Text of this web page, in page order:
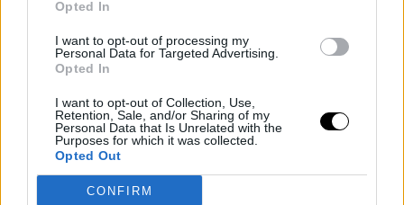
Opted In
I want to opt-out of processing my
Personal Data for Targeted Advertising.
Opted In
I want to opt-out of Collection, Use,
Retention, Sale, and/or Sharing of my
Personal Data that Is Unrelated with the
Purposes for which it was collected.
Opted Out
CONFIRM
13 okt, 2025
Neural Hírek